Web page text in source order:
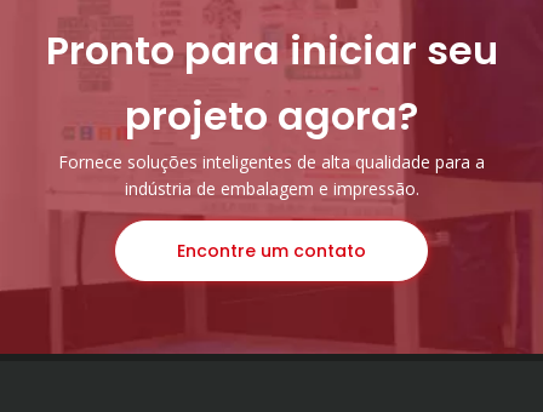
Pronto para iniciar seu
projeto agora?
Fornece soluções inteligentes de alta qualidade para a
indústria de embalagem e impressão.
Encontre um contato